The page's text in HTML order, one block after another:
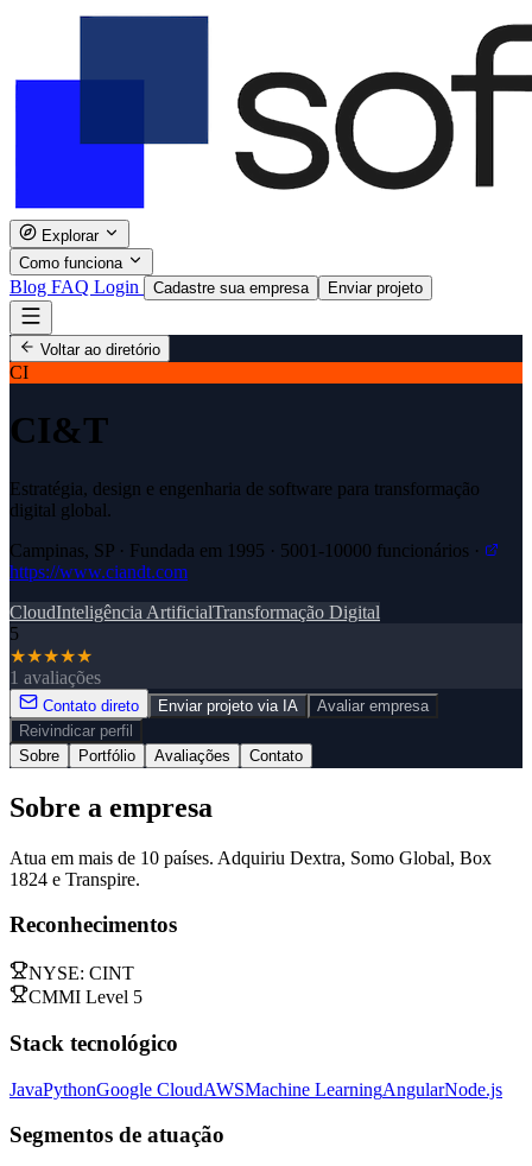
Explorar
Como funciona
Blog FAQ Login Cadastre sua empresa Enviar projeto
Voltar ao diretório
CI
CI&T
Estratégia, design e engenharia de software para transformação
digital global.
Campinas, SP · Fundada em 1995 · 5001-10000 funcionários ·
https://www.ciandt.com
CloudInteligência ArtificialTransformação Digital
5
★★★★★
1 avaliações
Contato direto Enviar projeto via IA
Avaliar empresa
Reivindicar perfil
Sobre
Portfólio Avaliações Contato
Sobre a empresa
Atua em mais de 10 países. Adquiriu Dextra, Somo Global, Box
1824 e Transpire.
Reconhecimentos
NYSE: CINT
CMMI Level 5
Stack tecnológico
JavaPythonGoogle CloudAWSMachine LearningAngularNode.js
Segmentos de atuação